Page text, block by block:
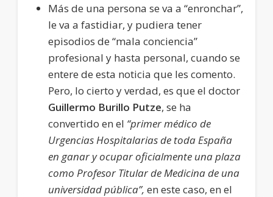
Más de una persona se va a “enronchar”,
le va a fastidiar, y pudiera tener
episodios de “mala conciencia”
profesional y hasta personal, cuando se
entere de esta noticia que les comento.
Pero, lo cierto y verdad, es que el doctor
Guillermo Burillo Putze, se ha
convertido en el “primer médico de
Urgencias Hospitalarias de toda España
en ganar y ocupar oficialmente una plaza
como Profesor Titular de Medicina de una
universidad pública”, en este caso, en el